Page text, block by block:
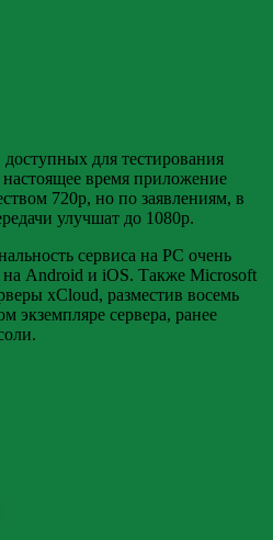
для тестирования
время приложение
720p, но по заявлениям, в
улучшат до 1080p.
сервиса на PC очень
Android и iOS. Также Microsoft
xCloud, разместив восемь
экземпляре сервера, ранее